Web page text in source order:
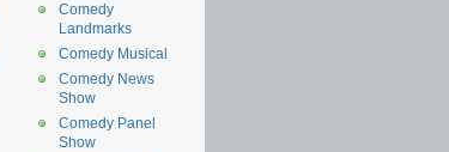
Comedy
Landmarks
Comedy Musical
Comedy News
Show
Comedy Panel
Show